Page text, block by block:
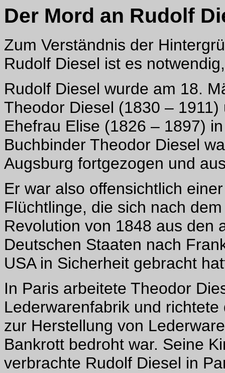
Der Mord an Rudolf
Zum Verständnis der
Rudolf Diesel ist es
Rudolf Diesel wurde am 18.
Theodor Diesel (1830 –
Ehefrau Elise (1826 – 1897)
Buchbinder Theodor Diesel
Augsburg fortgezogen und
Er war also offensichtlich
Flüchtlinge, die sich nach
Revolution von 1848 aus den
Deutschen Staaten nach
USA in Sicherheit gebracht
In Paris arbeitete Theodor
Lederwarenfabrik und
zur Herstellung von
Bankrott bedroht war. Seine
verbrachte Rudolf Diesel in